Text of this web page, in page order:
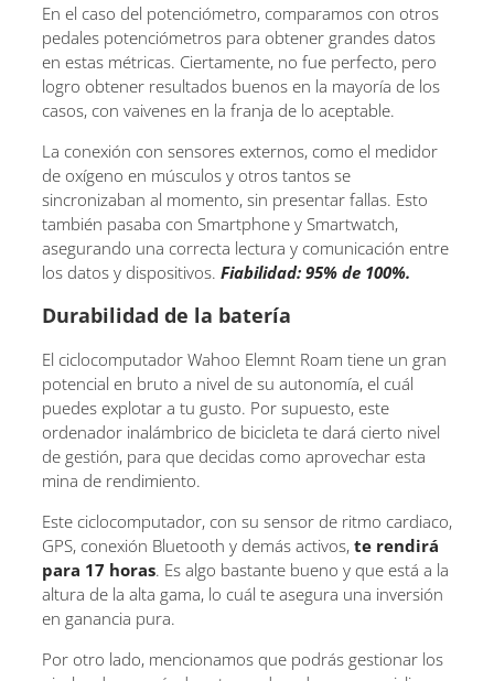
En el caso del potenciómetro, comparamos con otros
pedales potenciómetros para obtener grandes datos
en estas métricas. Ciertamente, no fue perfecto, pero
logro obtener resultados buenos en la mayoría de los
casos, con vaivenes en la franja de lo aceptable.
La conexión con sensores externos, como el medidor
de oxígeno en músculos y otros tantos se
sincronizaban al momento, sin presentar fallas. Esto
también pasaba con Smartphone y Smartwatch,
asegurando una correcta lectura y comunicación entre
los datos y dispositivos. Fiabilidad: 95% de 100%.
Durabilidad de la batería
El ciclocomputador Wahoo Elemnt Roam tiene un gran
potencial en bruto a nivel de su autonomía, el cuál
puedes explotar a tu gusto. Por supuesto, este
ordenador inalámbrico de bicicleta te dará cierto nivel
de gestión, para que decidas como aprovechar esta
mina de rendimiento.
Este ciclocomputador, con su sensor de ritmo cardiaco,
GPS, conexión Bluetooth y demás activos, te rendirá
para 17 horas. Es algo bastante bueno y que está a la
altura de la alta gama, lo cuál te asegura una inversión
en ganancia pura.
Por otro lado, mencionamos que podrás gestionar los